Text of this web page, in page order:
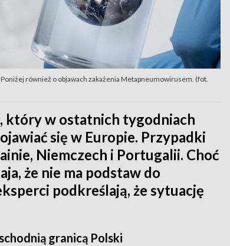
również o objawach zakażenia Metapneumowirusem. (fot.
który w ostatnich tygodniach
się w Europie. Przypadki
Niemczech i Portugalii. Choć
że nie ma podstaw do
podkreślają, że sytuację
granicą Polski